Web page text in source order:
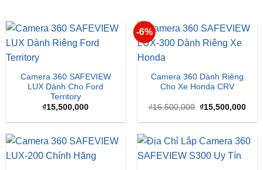
Camera 360 SAFEVIEW
LUX Dành Cho Ford
Territory
₫15,500,000
-6%
Camera 360 Dành Riêng
Cho Xe Honda CRV
₫16,500,000 Giá
là:
₫15,500,000Giá
tại